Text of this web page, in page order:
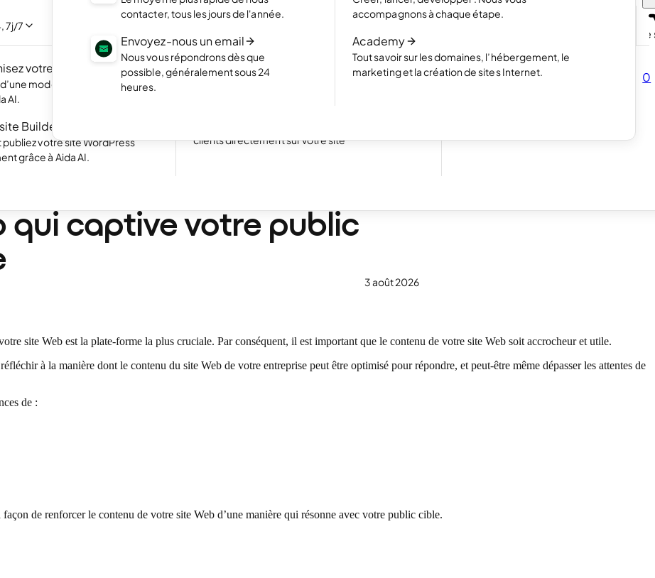
7j/7
contacter, tous les jours de l'année.
Envoyez-nous un email
Nous vous répondrons dès que
possible, généralement sous 24
heures.
accompagnons à chaque étape.
Academy
Tout savoir sur les domaines, l’hébergement, le
marketing et la création de sites Internet.
0
propre site web en
votre site NOUVEAU
modernisation rapide
AI.
Builder pour WP
publiez votre site WordPress
grâce à Aida AI.
Mettez en valeur vos meilleurs projets avec un
portfolio élégant
Boutique en ligne
Lancez votre boutique et commencez à vendre
Site web avec réservations
clients directement sur votre site
Lire l’article
Comment fonctionne la création de
•23 min. de lecture
Créez un contenu de site
qui captive votre public
3 août 2026
site Web est la plate-forme la plus cruciale. Par conséquent, il est important que le contenu de votre site Web soit accrocheur et utile.
à la manière dont le contenu du site Web de votre entreprise peut être optimisé pour répondre, et peut-être même dépasser les attentes de
de :
de renforcer le contenu de votre site Web d’une manière qui résonne avec votre public cible.